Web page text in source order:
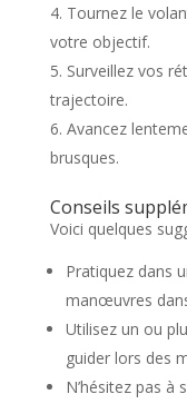
Tournez le
votre objectif.
Surveillez vos
trajectoire.
Avancez
brusques.
Conseils
Voici quelques
Pratiquez dans
manœuvres
Utilisez un ou
guider lors des
N’hésitez pas